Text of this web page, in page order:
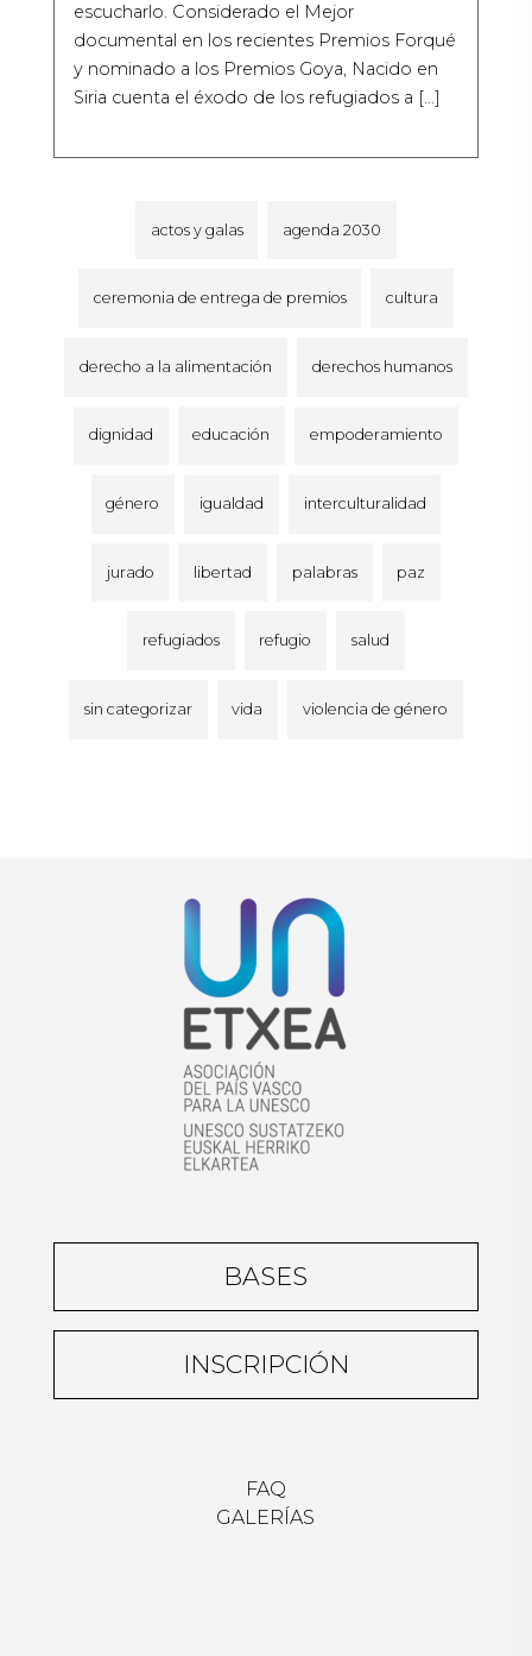
escucharlo. Considerado el Mejor
documental en los recientes Premios Forqué
y nominado a los Premios Goya, Nacido en
Siria cuenta el éxodo de los refugiados a […]
actos y galas agenda 2030
ceremonia de entrega de premios cultura
derecho a la alimentación derechos humanos
dignidad educación empoderamiento
género igualdad interculturalidad
jurado libertad palabras paz
refugiados refugio salud
sin categorizar vida violencia de género
BASES
INSCRIPCIÓN
FAQ
GALERÍAS